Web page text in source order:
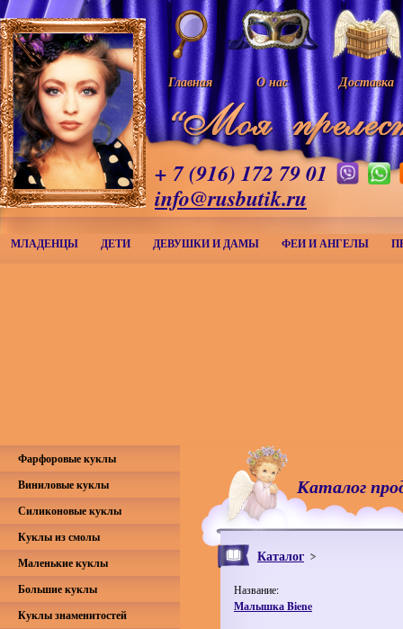
Главная О нас Доставка
+ 7 (916) 172 79 01
info@rusbutik.ru
МЛАДЕНЦЫ ДЕТИ ДЕВУШКИ И ДАМЫ ФЕИ И АНГЕЛЫ
Каталог
Каталог
Название:
Малышка Biene
Фарфоровые куклы
Виниловые куклы
Силиконовые куклы
Куклы из смолы
Маленькие куклы
Большие куклы
Куклы знаменитостей